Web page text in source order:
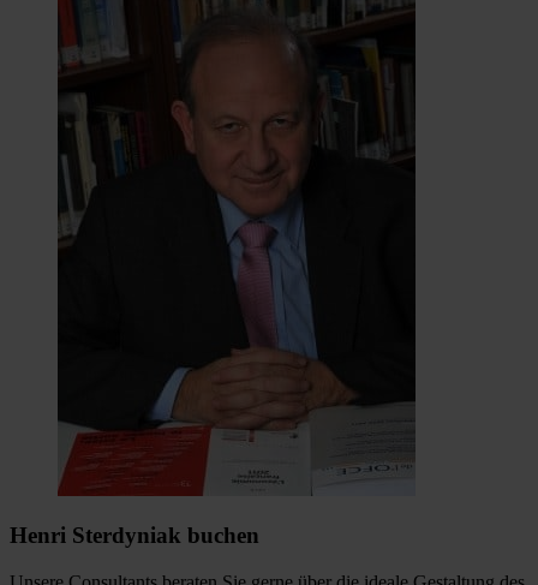
Henri Sterdyniak buchen